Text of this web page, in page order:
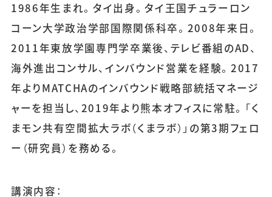
1986年生まれ。タイ出身。タイ王国チュラーロン
コーン大学政治学部国際関係科卒。2008年来日。
2011年東放学園専門学卒業後、テレビ番組のAD、
海外進出コンサル、インバウンド営業を経験。2017
年よりMATCHAのインバウンド戦略部統括マネージ
ャーを担当し、2019年より熊本オフィスに常駐。「く
まモン共有空間拡大ラボ（くまラボ）」の第3期フェロ
ー（研究員）を務める。
講演内容：